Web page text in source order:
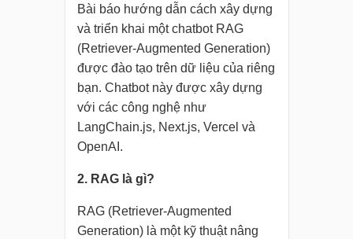
Bài báo hướng dẫn cách xây dựng
và triển khai một chatbot RAG
(Retriever-Augmented Generation)
được đào tạo trên dữ liệu của riêng
bạn. Chatbot này được xây dựng
với các công nghệ như
LangChain.js, Next.js, Vercel và
OpenAI.
2. RAG là gì?
RAG (Retriever-Augmented
Generation) là một kỹ thuật nâng